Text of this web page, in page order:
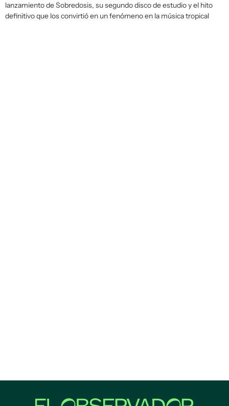
lanzamiento deSobredosis, su segundo disco de estudio y el hito
definitivo que los convirtió en un fenómeno en la música tropical